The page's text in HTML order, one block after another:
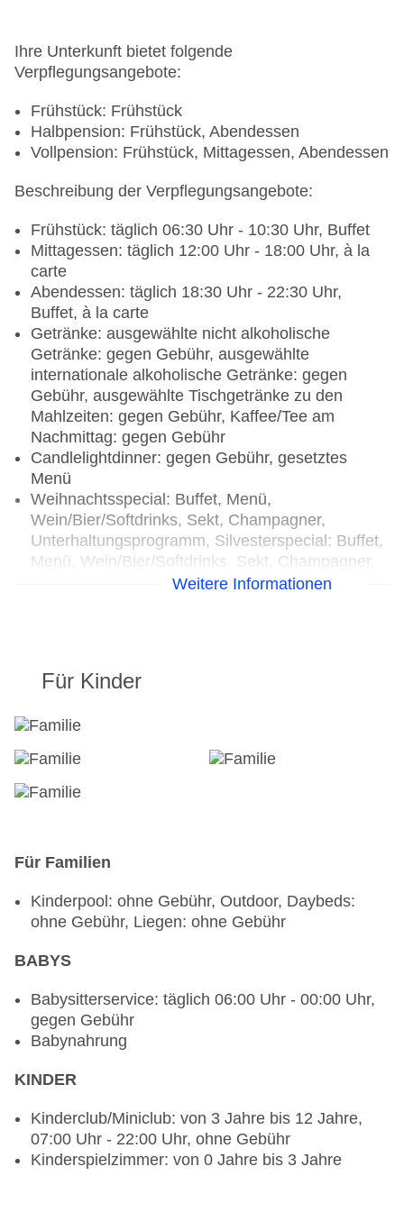
Ihre Unterkunft bietet folgende
Verpflegungsangebote:
Frühstück: Frühstück
Halbpension: Frühstück, Abendessen
Vollpension: Frühstück, Mittagessen, Abendessen
Beschreibung der Verpflegungsangebote:
Frühstück: täglich 06:30 Uhr - 10:30 Uhr, Buffet
Mittagessen: täglich 12:00 Uhr - 18:00 Uhr, à la
carte
Abendessen: täglich 18:30 Uhr - 22:30 Uhr,
Buffet, à la carte
Getränke: ausgewählte nicht alkoholische
Getränke: gegen Gebühr, ausgewählte
internationale alkoholische Getränke: gegen
Gebühr, ausgewählte Tischgetränke zu den
Mahlzeiten: gegen Gebühr, Kaffee/Tee am
Nachmittag: gegen Gebühr
Candlelightdinner: gegen Gebühr, gesetztes
Menü
Weihnachtsspecial: Buffet, Menü,
Wein/Bier/Softdrinks, Sekt, Champagner,
Unterhaltungsprogramm, Silvesterspecial: Buffet,
Menü, Wein/Bier/Softdrinks, Sekt, Champagner,
Unterhaltungsprogramm, (Live-) Musik und Tanz,
asiatisch, regional, Babynahrung: gegen Gebühr,
Gerichte: gegen Gebühr, vegane Gerichte: gegen
Gebühr, Buffet, à la carte, Anfrage notwendig,
Reservierung nicht notwendig, gegen Gebühr,
06:30 Uhr - 22:30 Uhr
à la carte, Anfrage notwendig, Reservierung nicht
notwendig, gegen Gebühr, 12:30 Uhr - 22:30 Uhr,
am Pool
Bars & mehr: 2
Bar „Pier Eight beach bar“: täglich 12:00 Uhr -
Lobbybar „Lobby Lounge“: täglich 12:00 Uhr -
00:00 Uhr, gegen Gebühr
Weitere Informationen
Für Kinder
Für Familien
Kinderpool: ohne Gebühr, Outdoor, Daybeds:
ohne Gebühr, Liegen: ohne Gebühr
BABYS
Babysitterservice: täglich 06:00 Uhr - 00:00 Uhr,
gegen Gebühr
Babynahrung
KINDER
Kinderclub/Miniclub: von 3 Jahre bis 12 Jahre,
07:00 Uhr - 22:00 Uhr, ohne Gebühr
Kinderspielzimmer: von 0 Jahre bis 3 Jahre